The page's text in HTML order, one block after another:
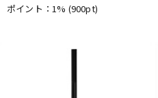
ポイント：1% (900pt)